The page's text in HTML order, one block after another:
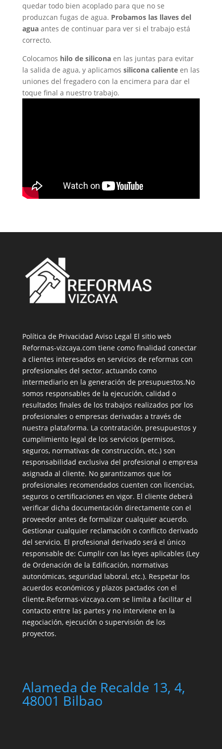
quedar todo bien acoplado para que no se
produzcan fugas de agua. Probamos las llaves del
aguaantes de continuar para ver si el trabajo está
correcto.
Colocamos hilo de siliconaen las juntas para evitar
la salida de agua, y aplicamos silicona calienteen las
uniones del fregadero con la encimera para dar el
toque final a nuestro trabajo.
Política de Privacidad Aviso Legal El sitio web
Reformas-vizcaya.com tiene como finalidad conectar
a clientes interesados en servicios de reformas con
profesionales del sector, actuando como
intermediario en la generación de presupuestos.No
somos responsables de la ejecución, calidad o
resultados finales de los trabajos realizados por los
profesionales o empresas derivadas a través de
nuestra plataforma. La contratación, presupuestos y
cumplimiento legal de los servicios (permisos,
seguros, normativas de construcción, etc.) son
responsabilidad exclusiva del profesional o empresa
asignada al cliente. No garantizamos que los
profesionales recomendados cuenten con licencias,
seguros o certificaciones en vigor. El cliente deberá
verificar dicha documentación directamente con el
proveedor antes de formalizar cualquier acuerdo.
Gestionar cualquier reclamación o conflicto derivado
del servicio. El profesional derivado será el único
responsable de: Cumplir con las leyes aplicables (Ley
de Ordenación de la Edificación, normativas
autonómicas, seguridad laboral, etc.). Respetar los
acuerdos económicos y plazos pactados con el
cliente.Reformas-vizcaya.com se limita a facilitar el
contacto entre las partes y no interviene en la
negociación, ejecución o supervisión de los
proyectos.
Alameda de Recalde 13, 4,
48001 Bilbao